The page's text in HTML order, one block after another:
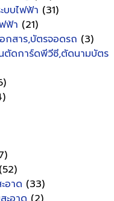
บบไฟฟ้า (31)
ฟ้า (21)
กสาร,บัตรจอดรถ (3)
ตัดการ์ดพีวีซี,ตัดนามบัตร
(52)
อาด (33)